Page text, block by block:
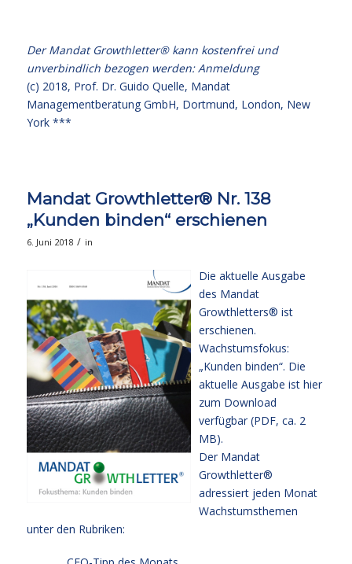
Der Mandat Growthletter® kann kostenfrei und
unverbindlich bezogen werden:Anmeldung
(c) 2018, Prof. Dr. Guido Quelle, Mandat
Managementberatung GmbH, Dortmund, London, New
York ***
Mandat Growthletter® Nr. 138
„Kunden binden“ erschienen
6. Juni 2018 / in
Die aktuelle Ausgabe
des Mandat
Growthletters® ist
erschienen.
Wachstumsfokus:
„Kunden binden“. Die
aktuelle Ausgabe ist hier
zum Download
verfügbar (PDF, ca. 2
MB).
Der Mandat
Growthletter®
adressiert jeden Monat
Wachstumsthemen
unter den Rubriken: